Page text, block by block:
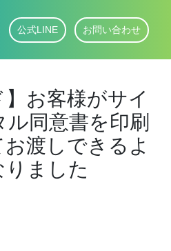
公式LINE お問い合わせ
】お客様がサイ
同意書を印刷
渡しできるよ
りました